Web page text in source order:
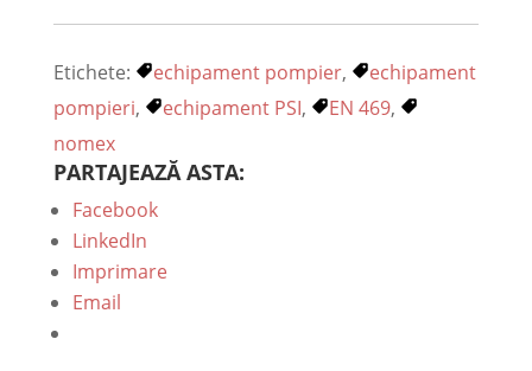
Etichete: echipament pompier,
echipament
pompieri, echipament PSI, EN 469,
nomex
PARTAJEAZĂ ASTA:
Facebook
LinkedIn
Imprimare
Email